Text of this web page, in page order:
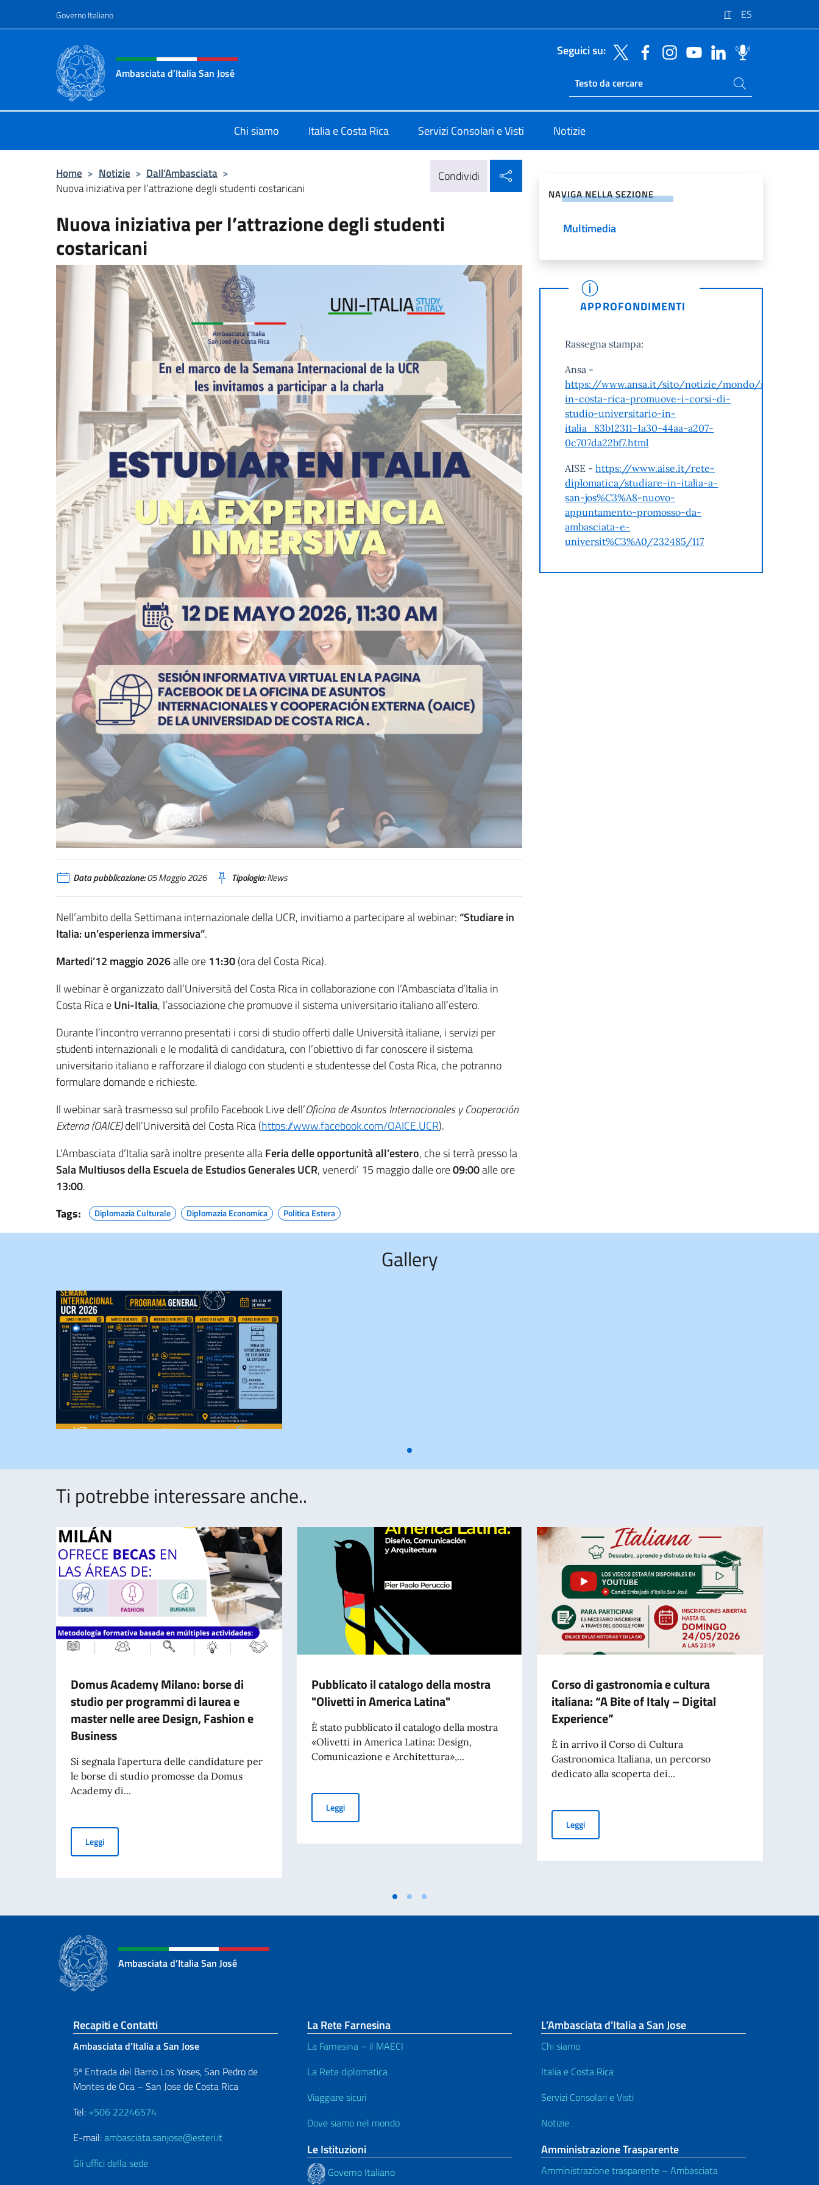
Governo Italiano IT ES
Intestazione sito, social e menù
Ambasciata d’Italia San José
Seguici su:
Ricerca sito live
Cerca nel sito
Chi siamo Italia e Costa Rica Servizi Consolari e Visti Notizie
Home > Notizie > Dall’Ambasciata >
Nuova iniziativa per l’attrazione degli studenti costaricani
Condividi
Nuova iniziativa per l’attrazione degli studenti
costaricani
Data pubblicazione:05 Maggio 2026 Tipologia:News
Nell’ambito della Settimana internazionale della UCR, invitiamo a partecipare al webinar: “Studiare in
Italia: un’esperienza immersiva”.
Martedi’12 maggio 2026alle ore11:30(ora del Costa Rica).
Il webinar è organizzato dall’Università del Costa Rica in collaborazione con l’Ambasciata d’Italia in
Costa Rica eUni-Italia, l’associazione che promuove il sistema universitario italiano all’estero.
Durante l’incontro verranno presentati i corsi di studio offerti dalle Università italiane, i servizi per
studenti internazionali e le modalità di candidatura, con l’obiettivo di far conoscere il sistema
universitario italiano e rafforzare il dialogo con studenti e studentesse del Costa Rica, che potranno
formulare domande e richieste.
Il webinar sarà trasmesso sul profilo Facebook Live dell’Oficina de Asuntos Internacionales y Cooperación
Externa (OAICE)dell’Università del Costa Rica (https://www.facebook.com/OAICE.UCR).
L’Ambasciata d’Italia sarà inoltre presente allaFeria delle opportunità all’estero, che si terrà presso la
Sala Multiusos della Escuela de Estudios Generales UCR, venerdi’ 15 maggio dalle ore09:00alle ore
13:00.
Tags:
Diplomazia Culturale Diplomazia Economica Politica Estera
NAVIGA NELLA SEZIONE
Multimedia
APPROFONDIMENTI
Rassegna stampa:
Ansa -
https://www.ansa.it/sito/notizie/mondo/
in-costa-rica-promuove-i-corsi-di-
studio-universitario-in-
italia_83b12311-1a30-44aa-a207-
0c707da22bf7.html
AISE -https://www.aise.it/rete-
diplomatica/studiare-in-italia-a-
san-jos%C3%A8-nuovo-
appuntamento-promosso-da-
ambasciata-e-
universit%C3%A0/232485/117
Gallery
Ti potrebbe interessare anche..
Domus Academy Milano: borse di
studio per programmi di laurea e
master nelle aree Design, Fashion e
Business
Si segnala l'apertura delle candidature per
le borse di studio promosse da Domus
Academy di...
LeggiDomus Academy Milano: borse di studio per programmi di laurea e master nelle aree Design, Fashion e Business
Pubblicato il catalogo della mostra
"Olivetti in America Latina"
È stato pubblicato il catalogo della mostra
«Olivetti in America Latina: Design,
Comunicazione e Architettura»,...
LeggiPubblicato il catalogo della mostra "Olivetti in America Latina"
Corso di gastronomia e cultura
italiana: “A Bite of Italy – Digital
Experience”
È in arrivo il Corso di Cultura
Gastronomica Italiana, un percorso
dedicato alla scoperta dei...
LeggiCorso di gastronomia e cultura italiana: “A Bite of Italy – Digital
Ambasciata d’Italia San José
Sezione footer
Recapiti e Contatti
Ambasciata d’Italia a San Jose
5ª Entrada del Barrio Los Yoses, San Pedro de
Montes de Oca – San Jose de Costa Rica
Tel: +506 22246574
E-mail:ambasciata.sanjose@esteri.it
Gli uffici della sede
La Rete Farnesina
La Farnesina – il MAECI
La Rete diplomatica
Viaggiare sicuri
Dove siamo nel mondo
Le Istituzioni
Governo Italiano
L’Ambasciata d’Italia a San Jose
Chi siamo
Italia e Costa Rica
Servizi Consolari e Visti
Notizie
Amministrazione Trasparente
Amministrazione trasparente – Ambasciata